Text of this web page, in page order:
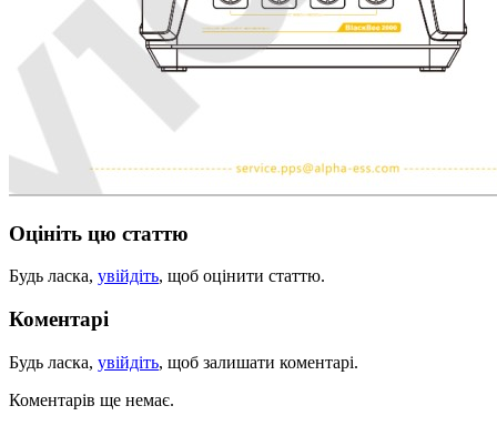
Оцініть цю статтю
Будь ласка, увійдіть, щоб оцінити статтю.
Коментарі
Будь ласка, увійдіть, щоб залишати коментарі.
Коментарів ще немає.